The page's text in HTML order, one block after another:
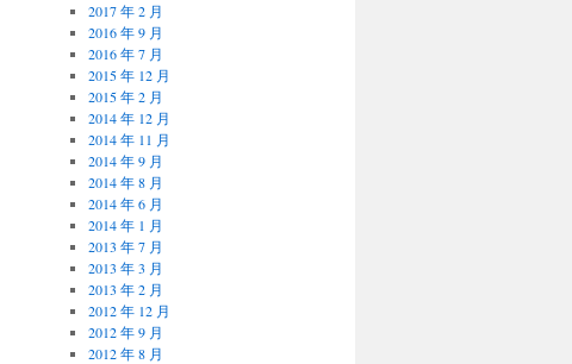
2017 年 2 月
2016 年 9 月
2016 年 7 月
2015 年 12 月
2015 年 2 月
2014 年 12 月
2014 年 11 月
2014 年 9 月
2014 年 8 月
2014 年 6 月
2014 年 1 月
2013 年 7 月
2013 年 3 月
2013 年 2 月
2012 年 12 月
2012 年 9 月
2012 年 8 月